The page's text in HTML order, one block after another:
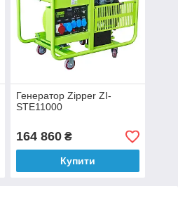
Генератор Zipper ZI-
STE11000
164 860₴
Купити